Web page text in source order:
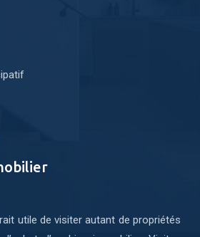
utile de visiter autant de propriétés